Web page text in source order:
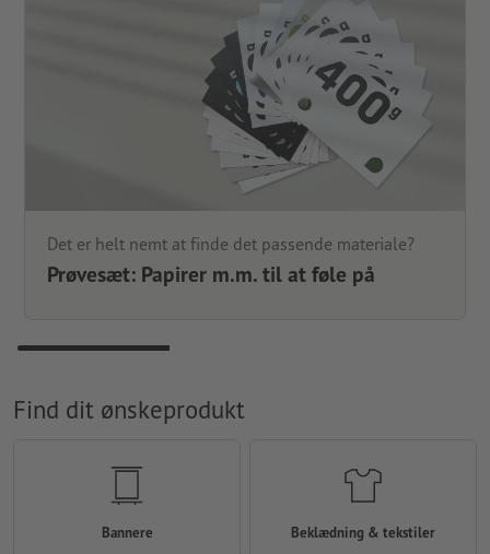
Det er helt nemt at finde det passende materiale?
Prøvesæt: Papirer m.m. til at føle på
Find dit ønskeprodukt
Bannere Beklædning & tekstiler